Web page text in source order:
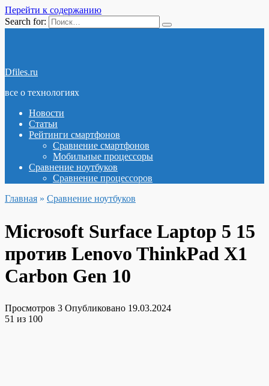
Перейти к содержанию
Search for:
Dfiles.ru
все о технологиях
Новости
Статьи
Рейтинги смартфонов
Сравнение смартфонов
Мобильные процессоры
Сравнение ноутбуков
Сравнение процессоров
Главная » Сравнение ноутбуков
Microsoft Surface Laptop 5 15
против Lenovo ThinkPad X1
Carbon Gen 10
Просмотров 3 Опубликовано 19.03.2024
51 из 100